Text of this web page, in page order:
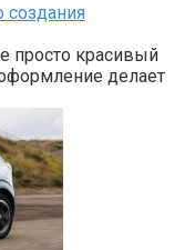
создания
просто красивый
делает